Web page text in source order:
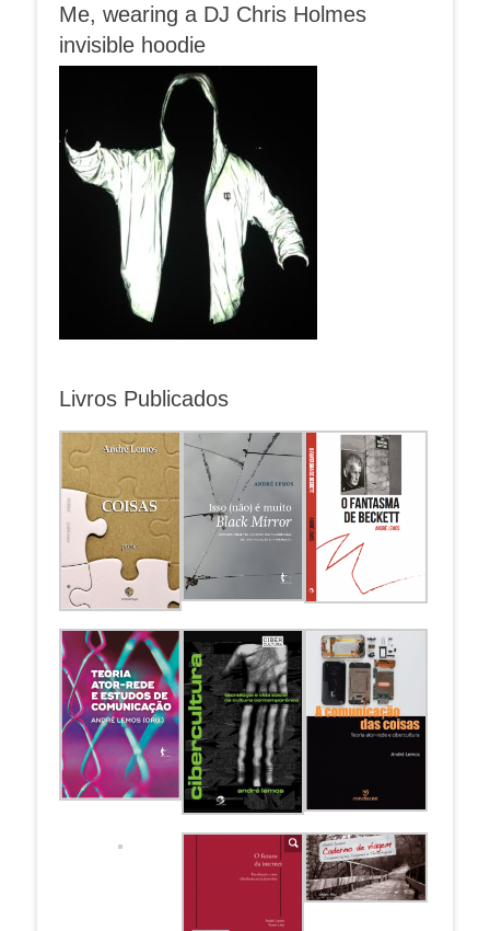
Me, wearing a DJ Chris Holmes
invisible hoodie
Livros Publicados